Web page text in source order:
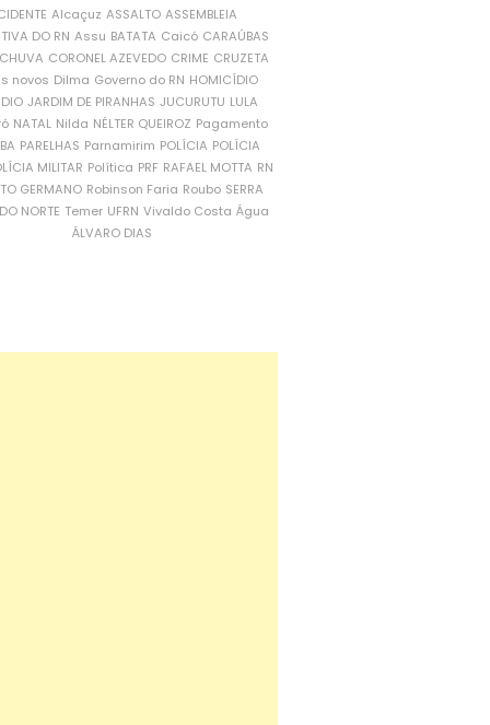
Alcaçuz ASSALTO ASSEMBLEIA
DO RN Assu BATATA Caicó CARAÚBAS
CORONEL AZEVEDO CRIME CRUZETA
novos Dilma Governo do RN HOMICÍDIO
JARDIM DE PIRANHAS JUCURUTU LULA
NATAL Nilda NÉLTER QUEIROZ Pagamento
PARELHAS Parnamirim POLÍCIA POLÍCIA
MILITAR Política PRF RAFAEL MOTTA RN
GERMANO Robinson Faria Roubo SERRA
NORTE Temer UFRN Vivaldo Costa Água
ÁLVARO DIAS